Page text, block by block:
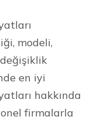
modeli,
en iyi
hakkında
firmalarla